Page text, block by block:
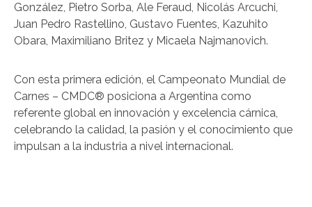
González, Pietro Sorba, Ale Feraud, Nicolás Arcuchi,
Juan Pedro Rastellino, Gustavo Fuentes, Kazuhito
Obara, Maximiliano Britez y Micaela Najmanovich.
Con esta primera edición, el Campeonato Mundial de
Carnes – CMDC® posiciona a Argentina como
referente global en innovación y excelencia cárnica,
celebrando la calidad, la pasión y el conocimiento que
impulsan a la industria a nivel internacional.